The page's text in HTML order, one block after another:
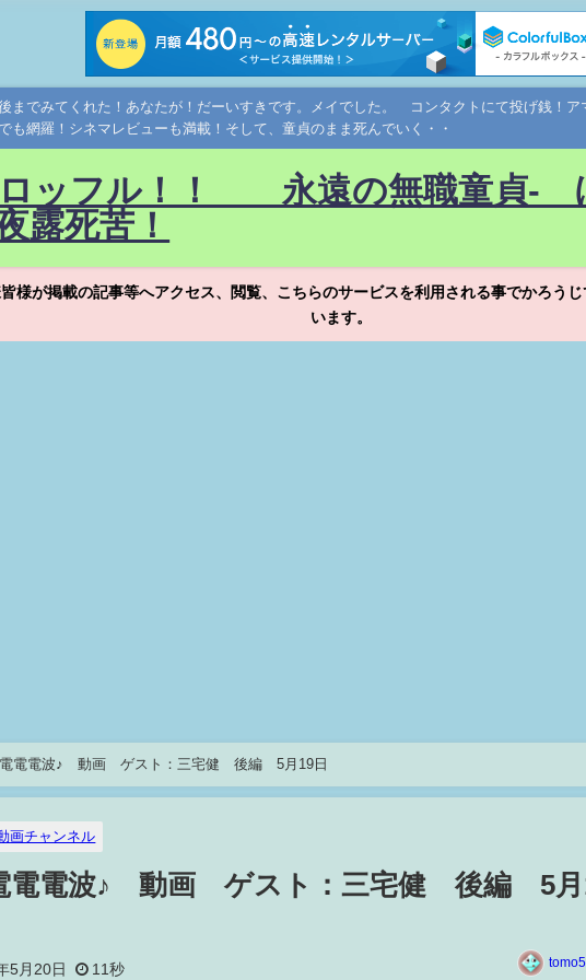
でみてくれた！あなたが！だーいすきです。メイでした。 コンタクトにて投げ銭！
も網羅！シネマレビューも満載！そして、童貞のまま死んでいく・・
ロッフル！！ 永遠の無職童貞-
露死苦！
様が掲載の記事等へアクセス、閲覧、こちらのサービスを利用される事でかろう
います。
電電電波♪ 動画 ゲスト：三宅健 後編 5月19日
画チャンネル
電電波♪ 動画 ゲスト：三宅健 後編 5月
5月20日 11秒